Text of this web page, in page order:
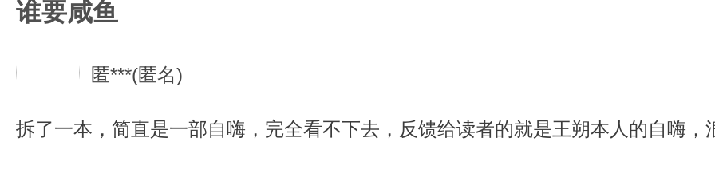
谁要咸鱼
匿***(匿名)
拆了一本，简直是一部自嗨，完全看不下去，反馈给读者的就是王朔本人的自嗨，